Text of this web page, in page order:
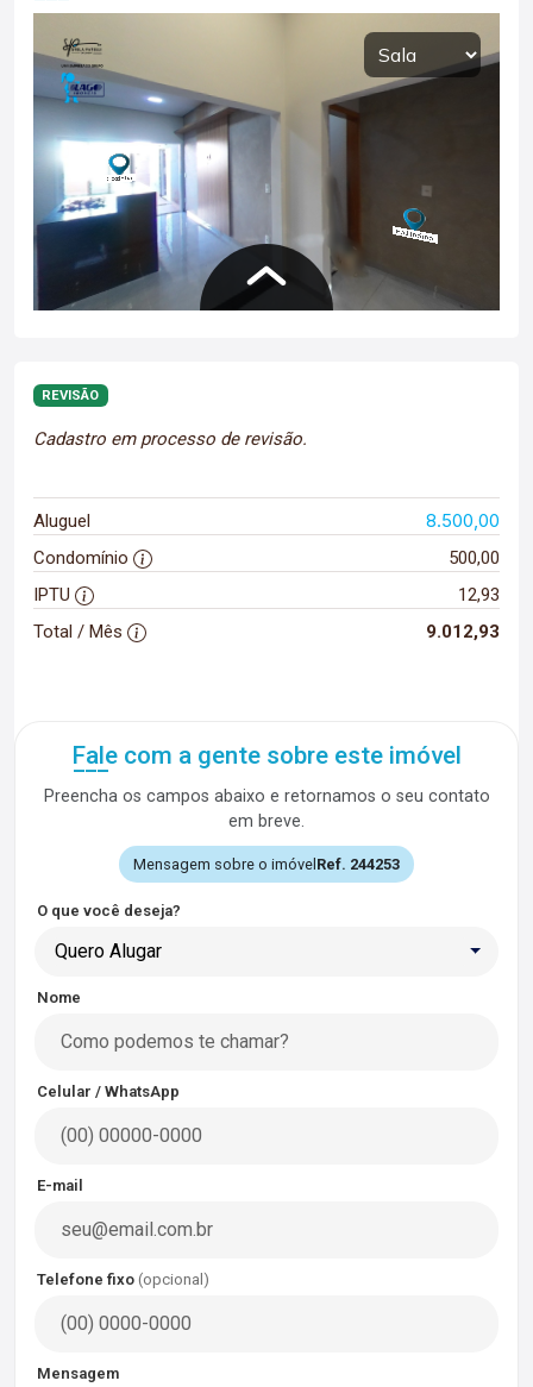
REVISÃO
Cadastro em processo de revisão.
Aluguel 8.500,00
Condomínio
500,00
IPTU
12,93
Total / Mês
9.012,93
Fale com a gente sobre este imóvel
Preencha os campos abaixo e retornamos o seu contato
em breve.
Mensagem sobre o imóvel Ref. 244253
O que você deseja?
Quero Alugar
Nome
Celular / WhatsApp
E-mail
Telefone fixo (opcional)
Mensagem